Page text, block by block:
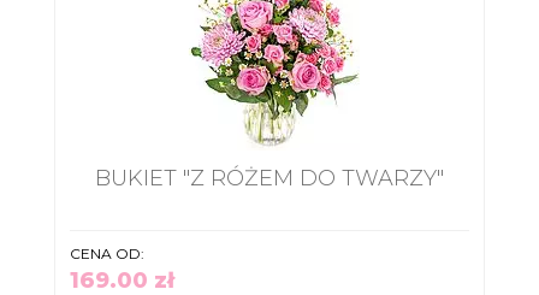
BUKIET "Z RÓŻEM DO TWARZY"
CENA OD:
169.00 zł